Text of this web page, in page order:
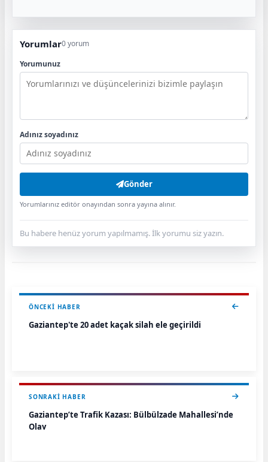
Yorumlar0 yorum
Yorumunuz
Adınız soyadınız
Gönder
Yorumlarınız editör onayından sonra yayına alınır.
Bu habere henüz yorum yapılmamış. İlk yorumu siz yazın.
ÖNCEKI HABER
Gaziantep'te 20 adet kaçak silah ele geçirildi
SONRAKI HABER
Gaziantep’te Trafik Kazası: Bülbülzade Mahallesi’nde
Olay